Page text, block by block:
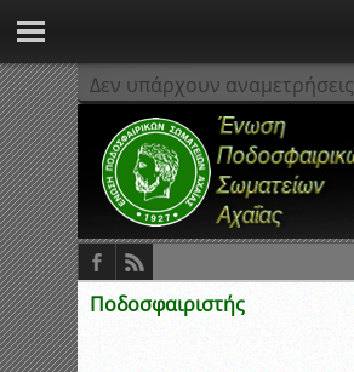
Δεν υπάρχουν αναμετρήσεις
Ποδοσφαιριστής